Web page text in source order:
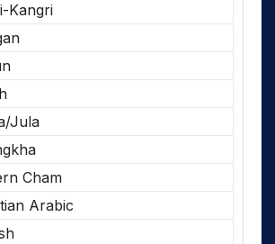
Kangri
Jula
Cham
Arabic